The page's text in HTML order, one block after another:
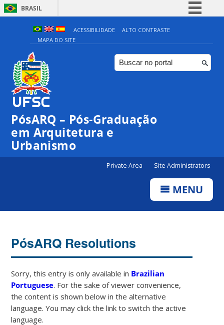
BRASIL
Simplifique!
Comunica BR
Participe
ACESSIBILIDADE
ALTO CONTRASTE
MAPA DO SITE
PósARQ – Pós-Graduação
em Arquitetura e
Urbanismo
Private Area Site Administrators
MENU
PósARQ Resolutions
Sorry, this entry is only available in Brazilian
Portuguese. For the sake of viewer convenience,
the content is shown below in the alternative
language. You may click the link to switch the active
language.